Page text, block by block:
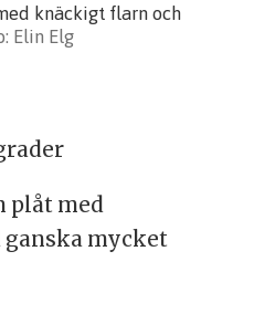
knäckigt flarn och
Elin Elg
plåt med
mycket